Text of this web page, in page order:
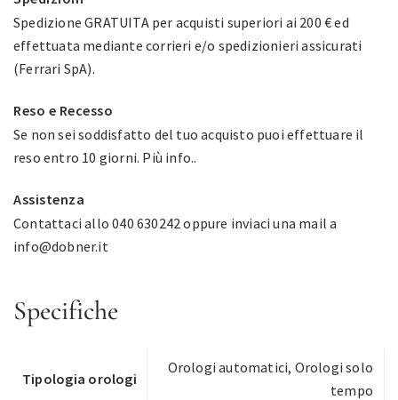
Spedizione GRATUITA per acquisti superiori ai 200 € ed
effettuata mediante corrieri e/o spedizionieri assicurati
(Ferrari SpA).
Reso e Recesso
Se non sei soddisfatto del tuo acquisto puoi effettuare il
reso entro 10 giorni. Più info..
Assistenza
Contattaci allo 040 630242 oppure inviaci una mail a
info@dobner.it
Specifiche
Tipologia orologi
Orologi automatici, Orologi solo
tempo